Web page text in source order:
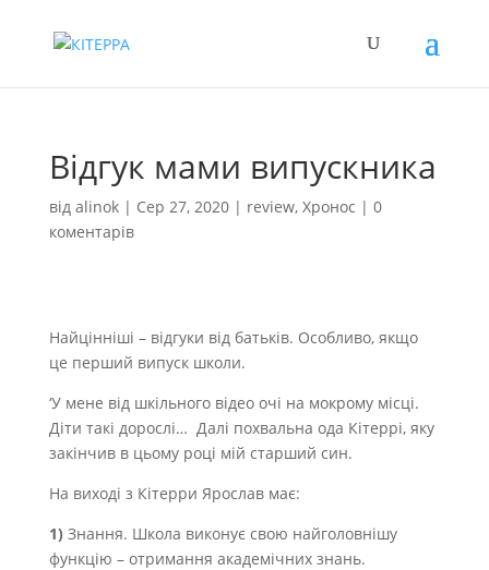
Відгук мами випускника
від alinok| Сер 27, 2020| review, Хронос | 0
коментарів
Найцінніші – відгуки від батьків. Особливо, якщо
це перший випуск школи.
‘У мене від шкільного відео очі на мокрому місці.
Діти такі дорослі… Далі похвальна ода Кітеррі, яку
закінчив в цьому році мій старший син.
На виході з Кітерри Ярослав має:
1) Знання. Школа виконує свою найголовнішу
функцію – отримання академічних знань.